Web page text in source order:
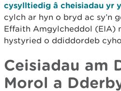
cysylltiedig â cheisiadau yr
cylch ar hyn o bryd ac sy’n
Effaith Amgylcheddol (EIA)
hystyried o ddiddordeb
Ceisiadau am
Morol a